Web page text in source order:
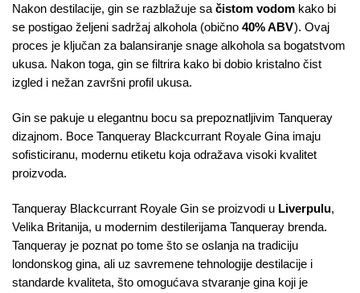
Nakon destilacije, gin se razblažuje sa čistom vodom kako bi
se postigao željeni sadržaj alkohola (obično 40% ABV). Ovaj
proces je ključan za balansiranje snage alkohola sa bogatstvom
ukusa. Nakon toga, gin se filtrira kako bi dobio kristalno čist
izgled i nežan završni profil ukusa.
Gin se pakuje u elegantnu bocu sa prepoznatljivim Tanqueray
dizajnom. Boce Tanqueray Blackcurrant Royale Gina imaju
sofisticiranu, modernu etiketu koja odražava visoki kvalitet
proizvoda.
Tanqueray Blackcurrant Royale Gin se proizvodi u Liverpulu,
Velika Britanija, u modernim destilerijama Tanqueray brenda.
Tanqueray je poznat po tome što se oslanja na tradiciju
londonskog gina, ali uz savremene tehnologije destilacije i
standarde kvaliteta, što omogućava stvaranje gina koji je